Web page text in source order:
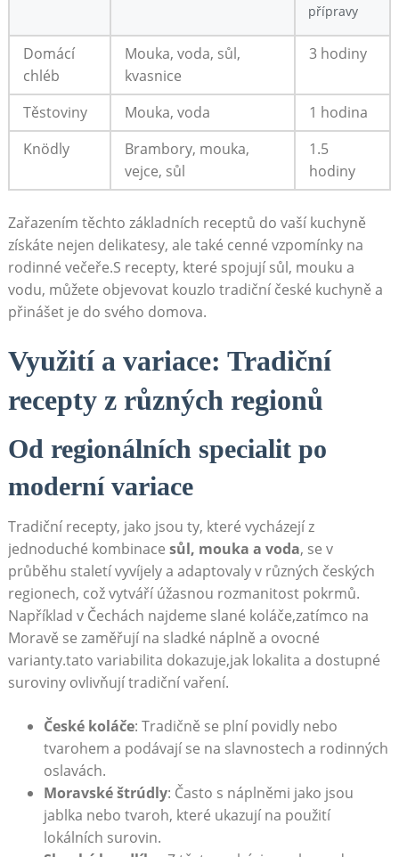
přípravy
Domácí
chléb
Mouka, voda, sůl,
kvasnice
3 hodiny
Těstoviny Mouka, voda
1 hodina
Knödly
Brambory, mouka,
vejce, sůl
1.5
hodiny
Zařazením těchto základních receptů do vaší kuchyně
získáte nejen delikatesy, ale také cenné vzpomínky na
rodinné večeře.S recepty, které spojují sůl, mouku a
vodu, můžete objevovat kouzlo tradiční české kuchyně a
přinášet je do svého domova.
Využití a variace: Tradiční
recepty z různých regionů
Od regionálních specialit po
moderní variace
Tradiční recepty, jako jsou ty, které vycházejí z
jednoduché kombinace sůl, mouka a voda, se v
průběhu staletí vyvíjely a adaptovaly v různých českých
regionech, což vytváří úžasnou rozmanitost pokrmů.
Například v Čechách najdeme slané koláče,zatímco na
Moravě se zaměřují na sladké náplně a ovocné
varianty.tato variabilita dokazuje,jak lokalita a dostupné
suroviny ovlivňují tradiční vaření.
České koláče: Tradičně se plní povidly nebo
tvarohem a podávají se na slavnostech a rodinných
oslavách.
Moravské štrúdly: Často s náplněmi jako jsou
jablka nebo tvaroh, které ukazují na použití
lokálních surovin.